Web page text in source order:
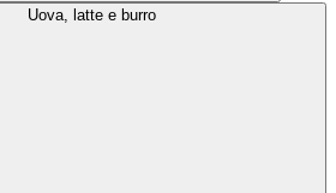
Uova, latte e burro